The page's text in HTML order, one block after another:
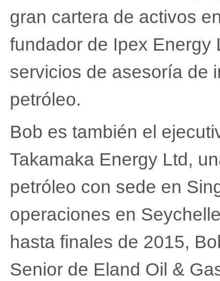
gran cartera de activos
fundador de Ipex Energy
servicios de asesoría de
petróleo.
Bob es también el
Takamaka Energy Ltd,
petróleo con sede en
operaciones en
hasta finales de 2015,
Senior de Eland Oil &